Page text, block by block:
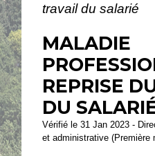
travail du salarié
MALADIE
REPRISE
DU
Vérifié le 31 Jan 2023 -
et administrative (Première